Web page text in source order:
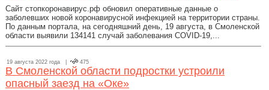
Сайт стопкоронавирус.рф обновил оперативные данные о
заболевших новой коронавирусной инфекцией на территории страны.
По данным портала, на сегодняшний день, 19 августа, в Смоленской
области выявили 134141 случай заболевания COVID-19,...
19 августа 2022 года | 475
В Смоленской области подростки устроили
опасный заезд на «Оке»